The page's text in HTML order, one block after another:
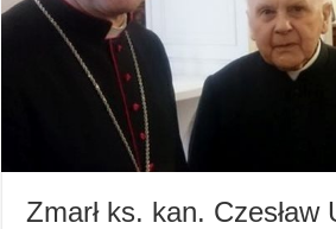
Zmarł ks. kan. Czesław